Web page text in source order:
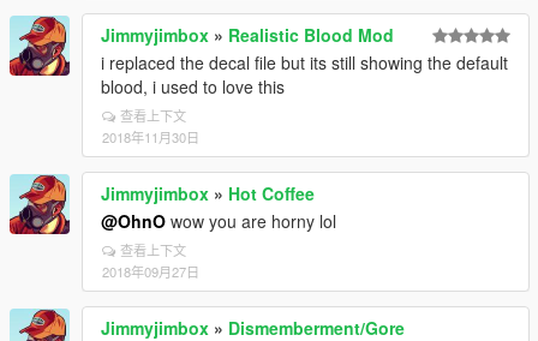
Jimmyjimbox » Realistic Blood Mod
i replaced the decal file but its still showing the default
blood, i used to love this
查看上下文
2018年11月30日
Jimmyjimbox » Hot Coffee
@OhnO wow you are horny lol
查看上下文
2018年09月27日
Jimmyjimbox » Dismemberment/Gore